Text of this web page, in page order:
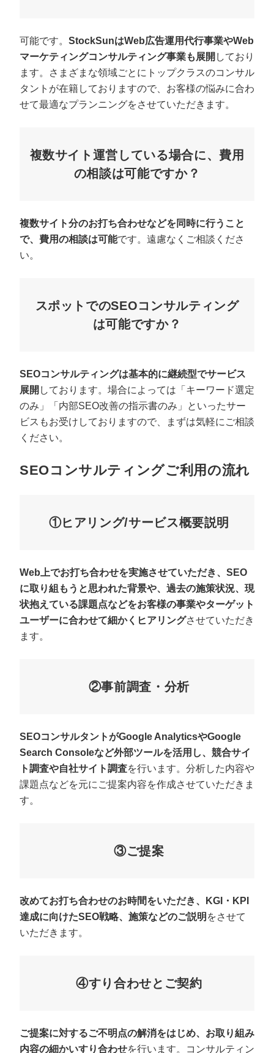
可能です。 StockSunはWeb広告運用代行事業やWeb
マーケティングコンサルティング事業も展開 しており
ます。さまざまな領域ごとにトップクラスのコンサル
タントが在籍しておりますので、お客様の悩みに合わ
せて最適なプランニングをさせていただきます。
複数サイト運営している場合に、費用
の相談は可能ですか？
複数サイト分のお打ち合わせなどを同時に行うこと
で、費用の相談は可能です。遠慮なくご相談くださ
い。
スポットでのSEOコンサルティング
は可能ですか？
SEOコンサルティングは基本的に継続型でサービス
展開 しております。場合によっては「キーワード選定
のみ」「内部SEO改善の指示書のみ」といったサー
ビスもお受けしておりますので、まずは気軽にご相談
ください。
SEOコンサルティングご利用の流れ
①ヒアリング/サービス概要説明
Web上でお打ち合わせを実施させていただき、SEO
に取り組もうと思われた背景や、過去の施策状況、現
状抱えている課題点などをお客様の事業やターゲット
ユーザーに合わせて細かくヒアリングさせていただき
ます。
②事前調査・分析
SEOコンサルタントがGoogle AnalyticsやGoogle
Search Consoleなど外部ツールを活用し、競合サイ
ト調査や自社サイト調査を行います。分析した内容や
課題点などを元にご提案内容を作成させていただきま
す。
③ご提案
改めてお打ち合わせのお時間をいただき、KGI・KPI
達成に向けたSEO戦略、施策などのご説明 をさせて
いただきます。
④すり合わせとご契約
ご提案に対するご不明点の解消をはじめ、お取り組み
内容の細かいすり合わせを行います。コンサルティン